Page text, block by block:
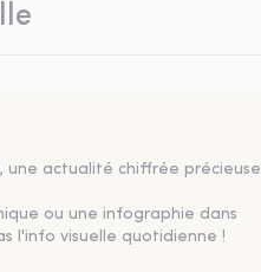
une actualité chiffrée précieuse
ou une infographie dans
l'info visuelle quotidienne !